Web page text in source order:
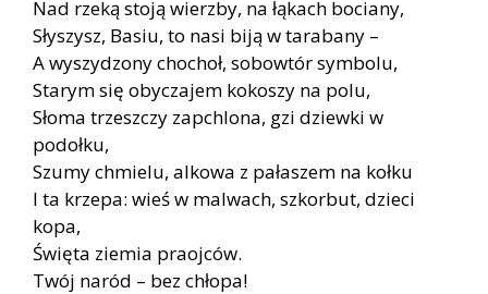
Nad rzeką stoją wierzby, na łąkach bociany,
Słyszysz, Basiu, to nasi biją w tarabany –
A wyszydzony chochoł, sobowtór symbolu,
Starym się obyczajem kokoszy na polu,
Słoma trzeszczy zapchlona, gzi dziewki w
podołku,
Szumy chmielu, alkowa z pałaszem na kołku
I ta krzepa: wieś w malwach, szkorbut, dzieci
kopa,
Święta ziemia praojców.
Twój naród – bez chłopa!